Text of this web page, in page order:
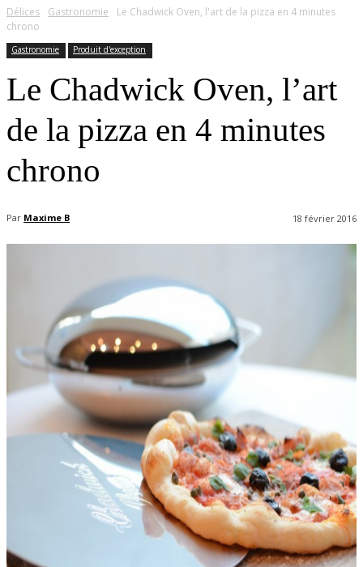
Délices Gastronomie
Le Chadwick Oven, l'art de la pizza en 4 minutes
chrono
Gastronomie Produit d'exception
Le Chadwick Oven, l’art
de la pizza en 4 minutes
chrono
Par Maxime B 18 février 2016